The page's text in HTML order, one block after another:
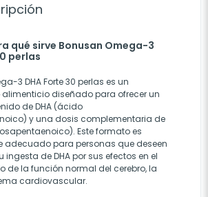
qué sirve Bonusan Omega-3
perlas
3 DHA Forte 30 perlas es un
diseñado para ofrecer un
de DHA (ácido
y una dosis complementaria de
Este formato es
adecuado para personas que deseen
ingesta de DHA por sus efectos en el
de la función normal del cerebro, la
cardiovascular.